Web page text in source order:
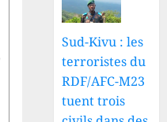
Sud-Kivu : les
terroristes du
RDF/AFC-M23
tuent trois